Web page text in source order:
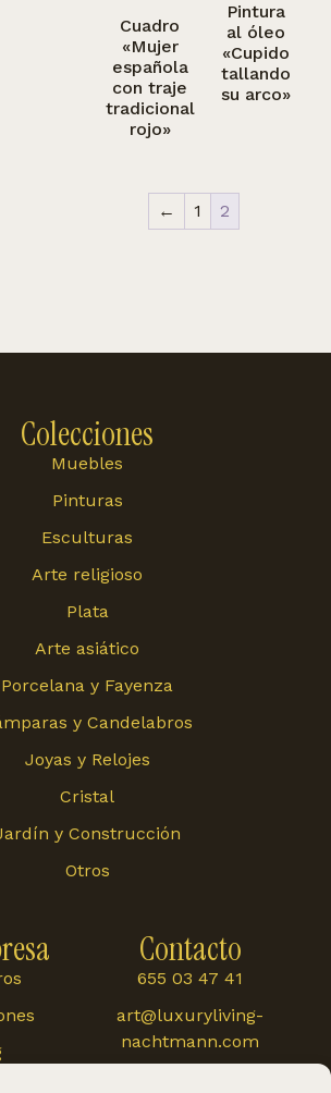
Cuadro
«Mujer
española
con traje
tradicional
rojo»
Pintura
al óleo
«Cupido
tallando
su arco»
← 1 2
Contacto
655 03 47 41
art@luxuryliving-
nachtmann.com
Colecciones
Muebles
Pinturas
Esculturas
Arte religioso
Plata
Arte asiático
Porcelana y Fayenza
y Candelabros
Joyas y Relojes
Cristal
y Construcción
Otros